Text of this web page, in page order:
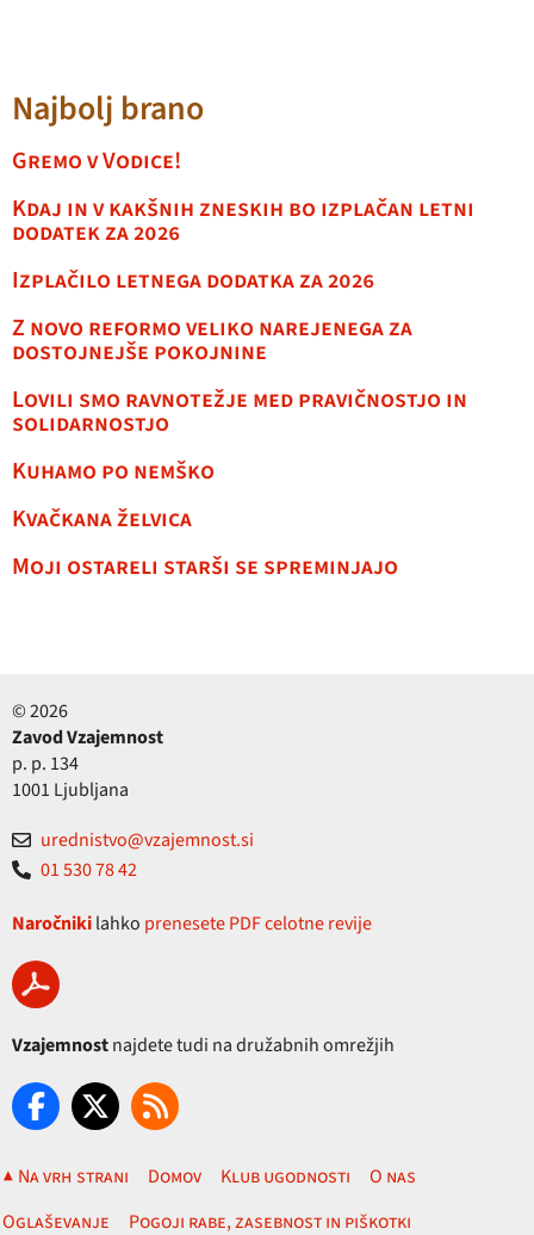
Najbolj brano
Gremo v Vodice!
Kdaj in v kakšnih zneskih bo izplačan letni
dodatek za 2026
Izplačilo letnega dodatka za 2026
Z novo reformo veliko narejenega za
dostojnejše pokojnine
Lovili smo ravnotežje med pravičnostjo in
solidarnostjo
Kuhamo po nemško
Kvačkana želvica
Moji ostareli starši se spreminjajo
© 2026
Zavod Vzajemnost
p. p. 134
1001 Ljubljana
urednistvo@vzajemnost.si
01 530 78 42
Naročnikilahko prenesete PDF celotne revije
Vzajemnostnajdete tudi na družabnih omrežjih
▲ Na vrh strani Domov Klub ugodnosti
O nas
Oglaševanje
Pogoji rabe, zasebnost in piškotki